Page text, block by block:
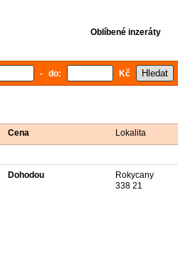
Oblíbené inzeráty
- do: Kč
Cena Lokalita
Dohodou
Rokycany
338 21